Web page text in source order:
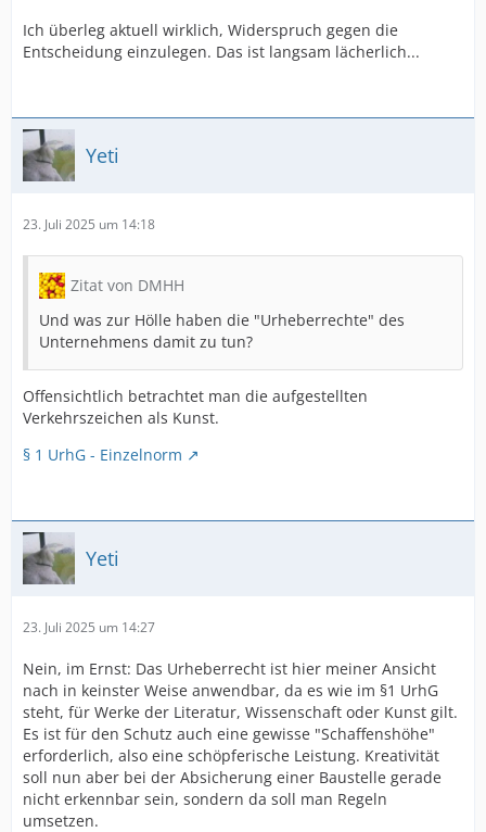
Ich überleg aktuell wirklich, Widerspruch gegen die
Entscheidung einzulegen. Das ist langsam lächerlich...
Yeti
23. Juli 2025 um 14:18
Zitat von DMHH
Und was zur Hölle haben die "Urheberrechte" des
Unternehmens damit zu tun?
Offensichtlich betrachtet man die aufgestellten
Verkehrszeichen als Kunst.
§ 1 UrhG - Einzelnorm
Yeti
23. Juli 2025 um 14:27
Nein, im Ernst: Das Urheberrecht ist hier meiner Ansicht
nach in keinster Weise anwendbar, da es wie im §1 UrhG
steht, für Werke der Literatur, Wissenschaft oder Kunst gilt.
Es ist für den Schutz auch eine gewisse "Schaffenshöhe"
erforderlich, also eine schöpferische Leistung. Kreativität
soll nun aber bei der Absicherung einer Baustelle gerade
nicht erkennbar sein, sondern da soll man Regeln
umsetzen.